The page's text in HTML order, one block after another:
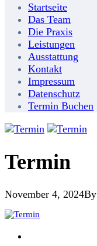
Startseite
Das Team
Die Praxis
Leistungen
Ausstattung
Kontakt
Impressum
Datenschutz
Termin Buchen
Termin
November 4, 2024By